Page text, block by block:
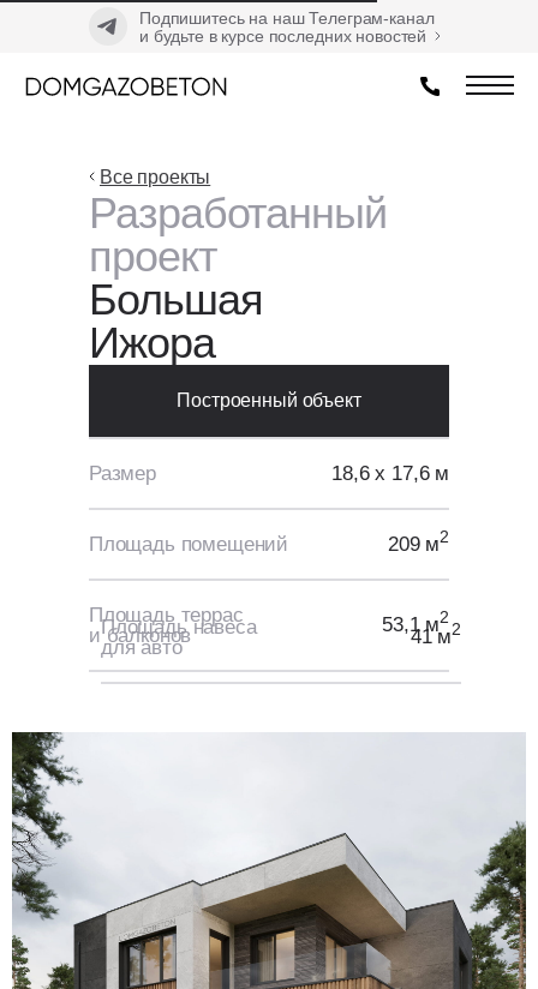
Подпишитесь на наш Телеграм-канал
и будьте в курсе последних новостей
Все проекты
Разработанный
проект
Большая
Ижора
Построенный объект
Размер 18,6 х 17,6 м
Площадь помещений 209 м2
Площадь террас
и балконов
53,1 м2
Площадь навеса
для авто
41 м2